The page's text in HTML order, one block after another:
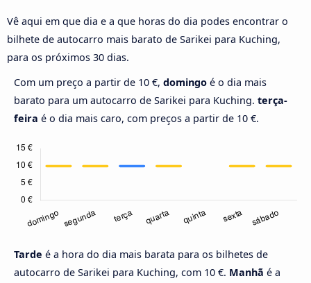
Vê aqui em que dia e a que horas do dia podes encontrar o
bilhete de autocarro mais barato de Sarikei para Kuching,
para os próximos 30 dias.
Com um preço a partir de 10 €, domingo é o dia mais
barato para um autocarro de Sarikei para Kuching. terça-
feira é o dia mais caro, com preços a partir de 10 €.
Tarde é a hora do dia mais barata para os bilhetes de
autocarro de Sarikei para Kuching, com 10 €. Manhã é a